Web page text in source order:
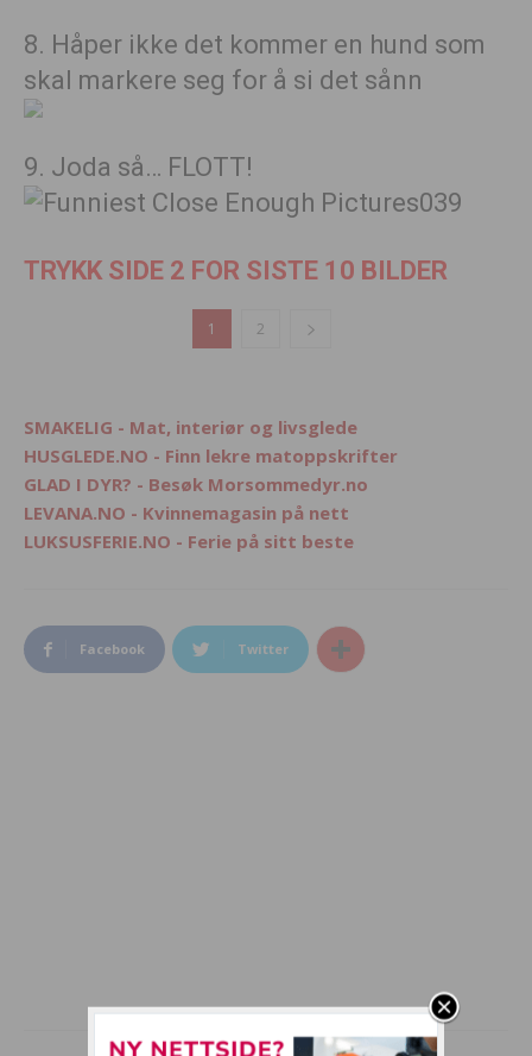
8. Håper ikke det kommer en hund som
skal markere seg for å si det sånn
9. Joda så… FLOTT!
TRYKK SIDE 2 FOR SISTE 10 BILDER
1 2
SMAKELIG - Mat, interiør og livsglede
HUSGLEDE.NO - Finn lekre matoppskrifter
GLAD I DYR? - Besøk Morsommedyr.no
LEVANA.NO - Kvinnemagasin på nett
LUKSUSFERIE.NO - Ferie på sitt beste
Facebook Twitter